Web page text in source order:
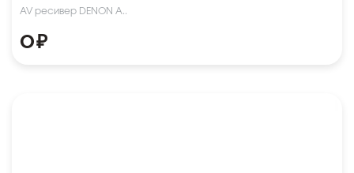
AV ресивер DENON A..
0₽